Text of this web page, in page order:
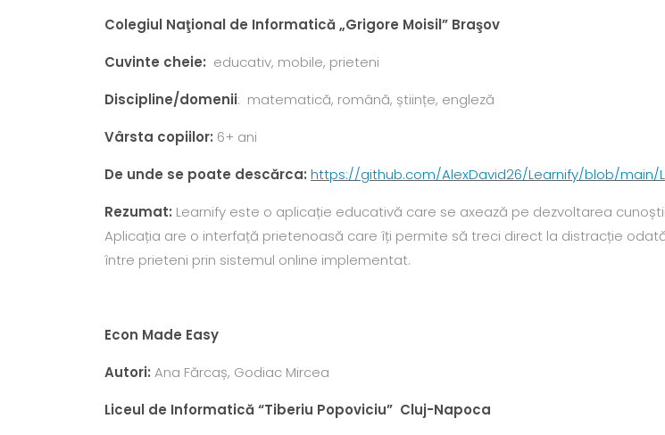
Colegiul Naţional de Informatică „Grigore Moisil” Braşov
Cuvinte cheie: educativ, mobile, prieteni
Discipline/domenii: matematică, română, științe, engleză
Vârsta copiilor: 6+ ani
De unde se poate descărca: https://github.com/AlexDavid26/Learnify/blob/main/
Rezumat: Learnify este o aplicație educativă care se axează pe dezvoltarea
Aplicația are o interfață prietenoasă care îți permite să treci direct la distracție
între prieteni prin sistemul online implementat.
Econ Made Easy
Autori: Ana Fărcaș, Godiac Mircea
Liceul de Informatică“Tiberiu Popoviciu” Cluj-Napoca